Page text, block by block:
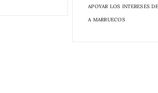
APOYAR LOS INTERESES
A MARRUECOS